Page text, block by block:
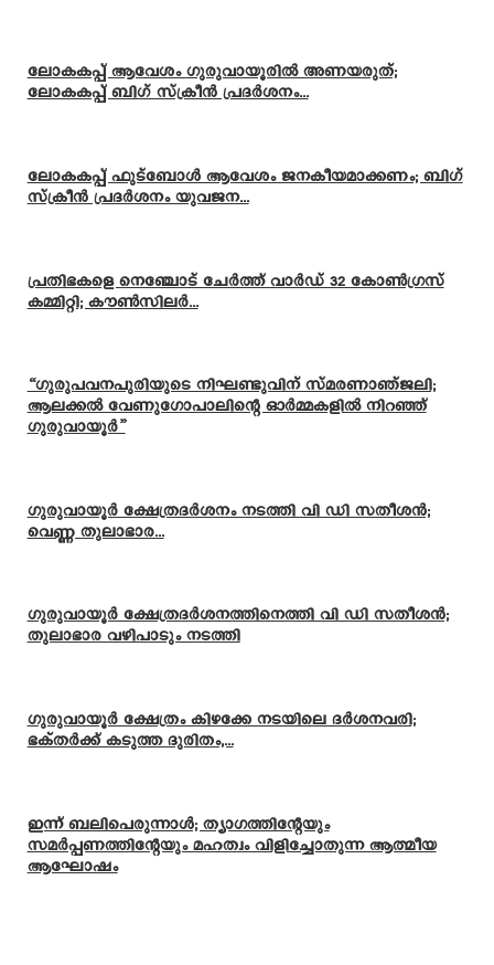
ലോകകപ്പ് ആവേശം ഗുരുവായൂരിൽ അണയരുത്;
ലോകകപ്പ് ബിഗ് സ്ക്രീൻ പ്രദർശനം...
ലോകകപ്പ് ഫുട്ബോൾ ആവേശം ജനകീയമാക്കണം; ബിഗ്
സ്ക്രീൻ പ്രദർശനം യുവജന...
പ്രതിഭകളെ നെഞ്ചോട് ചേർത്ത് വാർഡ് 32 കോൺഗ്രസ്
കമ്മിറ്റി; കൗൺസിലർ...
“ഗുരുപവനപുരിയുടെ നിഘണ്ടുവിന് സ്മരണാഞ്ജലി;
ആലക്കൽ വേണുഗോപാലിന്റെ ഓർമ്മകളിൽ നിറഞ്ഞ്
ഗുരുവായൂർ”
ഗുരുവായൂർ ക്ഷേത്രദർശനം നടത്തി വി ഡി സതീശൻ;
വെണ്ണ തുലാഭാര...
ഗുരുവായൂർ ക്ഷേത്രദർശനത്തിനെത്തി വി ഡി സതീശൻ;
തുലാഭാര വഴിപാടും നടത്തി
ഗുരുവായൂർ ക്ഷേത്രം കിഴക്കേ നടയിലെ ദർശനവരി;
ഭക്തർക്ക് കടുത്ത ദുരിതം,...
ഇന്ന് ബലിപെരുന്നാള്‍; ത്യാഗത്തിന്റേയും
സമര്‍പ്പണത്തിന്റേയും മഹത്വം വിളിച്ചോതുന്ന ആത്മീയ
ആഘോഷം